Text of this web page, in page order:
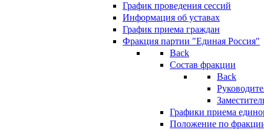
График проведения сессий
Информация об уставах
График приема граждан
Фракция партии "Единая Россия"
Back
Состав фракции
Back
Графики приема
Положение по